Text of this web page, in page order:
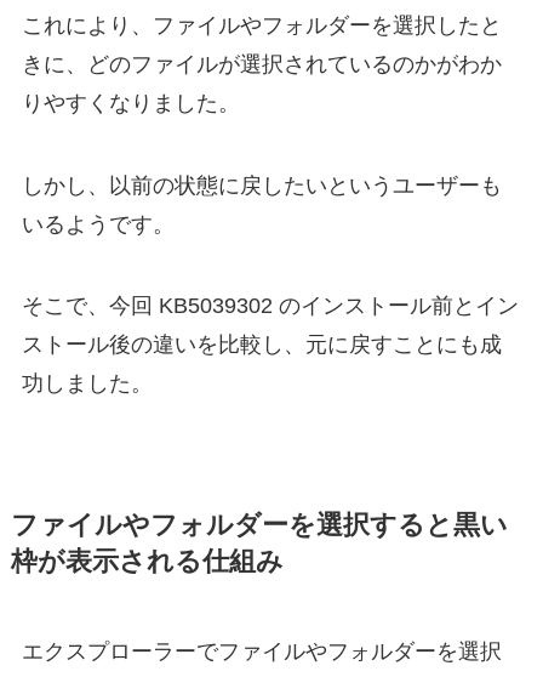
これにより、ファイルやフォルダーを選択したと
きに、どのファイルが選択されているのかがわか
りやすくなりました。
しかし、以前の状態に戻したいというユーザーも
いるようです。
そこで、今回 KB5039302 のインストール前とイン
ストール後の違いを比較し、元に戻すことにも成
功しました。
ファイルやフォルダーを選択すると黒い
枠が表示される仕組み
エクスプローラーでファイルやフォルダーを選択